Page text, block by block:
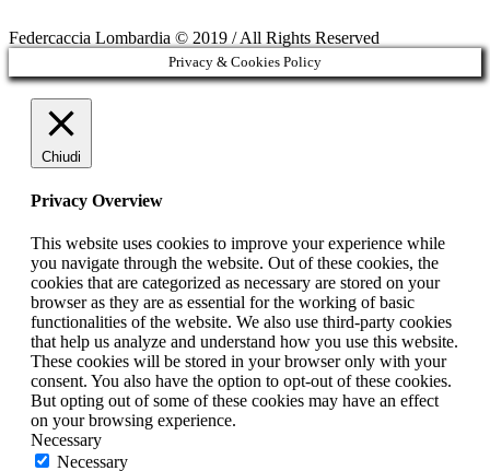
Federcaccia Lombardia © 2019 / All Rights Reserved
Privacy & Cookies Policy
Chiudi
Privacy Overview
This website uses cookies to improve your experience while
you navigate through the website. Out of these cookies, the
cookies that are categorized as necessary are stored on your
browser as they are as essential for the working of basic
functionalities of the website. We also use third-party cookies
that help us analyze and understand how you use this website.
These cookies will be stored in your browser only with your
consent. You also have the option to opt-out of these cookies.
But opting out of some of these cookies may have an effect
on your browsing experience.
Necessary
Necessary